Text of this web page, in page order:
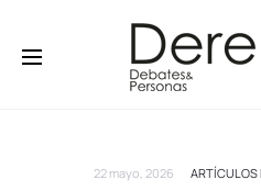
22 mayo, 2026 ARTÍCULOS